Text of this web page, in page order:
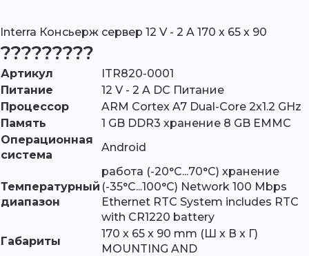
Interra Консьерж сервер 12 V - 2 A 170 x 65 x 90
?????????
Артикул
ITR820-0001
Питание
12 V - 2 A DC Питание
Процессор
ARM Cortex A7 Dual-Core 2x1.2 GHz
Память
1 GB DDR3 хранение 8 GB EMMC
Операционная
система
Android
Температурный
диапазон
работа (-20°C...70°C) хранение
(-35°C...100°C) Network 100 Mbps
Ethernet RTC System includes RTC
with CR1220 battery
Габариты
170 x 65 x 90 mm (Ш x В x Г)
MOUNTING AND